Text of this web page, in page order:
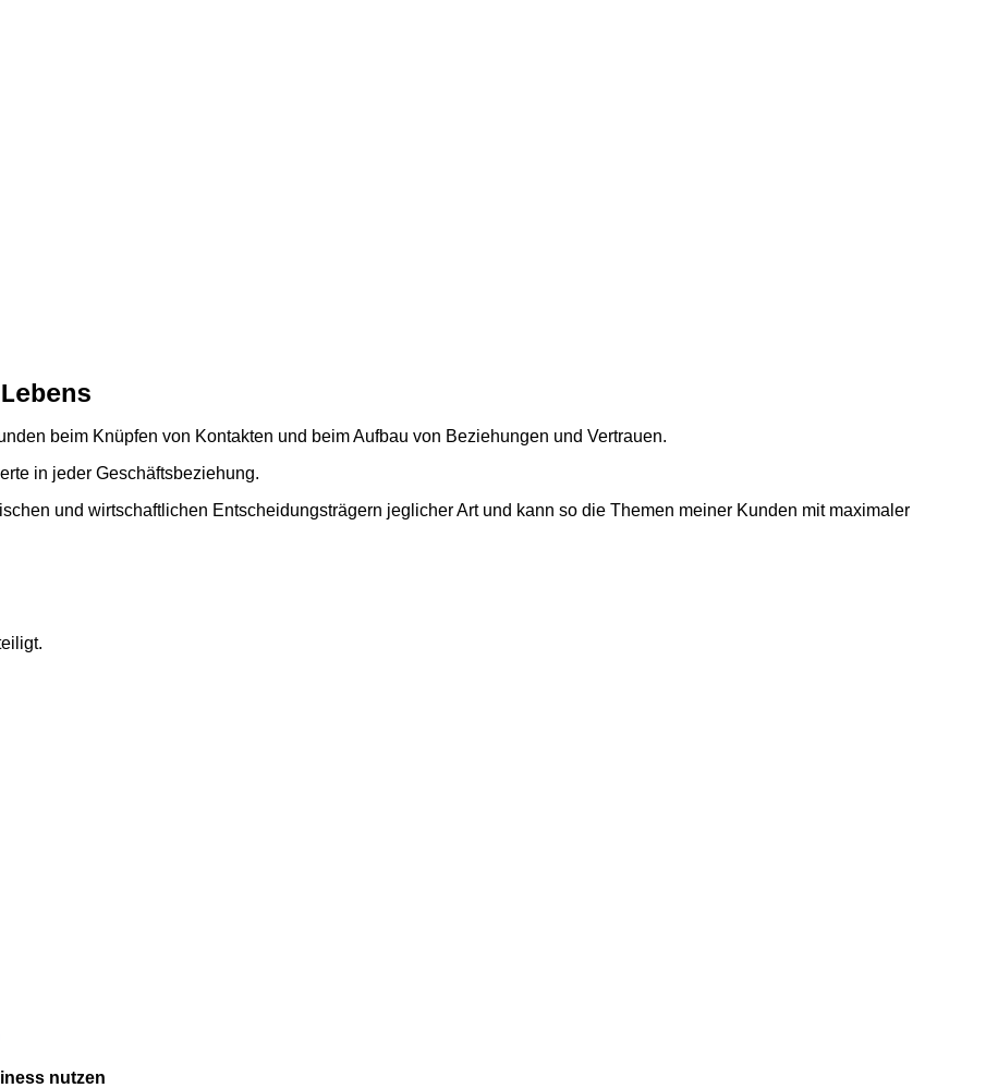
beim Knüpfen von Kontakten und beim Aufbau von Beziehungen und Vertrauen.
in jeder Geschäftsbeziehung.
und wirtschaftlichen Entscheidungsträgern jeglicher Art und kann so die Themen meiner Kunden mit maximaler
nutzen